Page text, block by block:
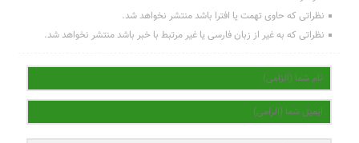
نظراتی که حاوی تهمت یا افترا باشد منتشر نخواهد شد.
نظراتی که به غیر از زبان فارسی یا غیر مرتبط با خبر باشد منتشر نخواهد شد.